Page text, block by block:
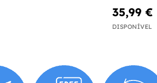
35,99 €
DISPONÍVEL